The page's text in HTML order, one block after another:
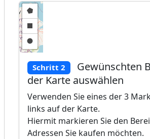
Schritt 2
Gewünschten
der Karte auswählen
Verwenden Sie eines der 3
links auf der Karte.
Hiermit markieren Sie den
Adressen Sie kaufen möchten.